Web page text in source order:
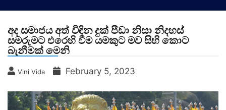
අද සමාජය අත් විඳින දුක් පීඩා නිසා නිදහස්
සමරුමට එරෙහි වීම යමකුට මව සිහි කොට
බැනීමක් මෙනි
Vini Vida February 5, 2023